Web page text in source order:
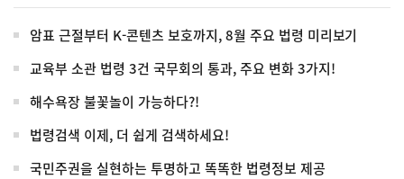
암표 근절부터 K-콘텐츠 보호까지, 8월 주요 법령 미리보기
교육부 소관 법령 3건 국무회의 통과, 주요 변화 3가지!
해수욕장 불꽃놀이 가능하다?!
법령검색 이제, 더 쉽게 검색하세요!
국민주권을 실현하는 투명하고 똑똑한 법령정보 제공